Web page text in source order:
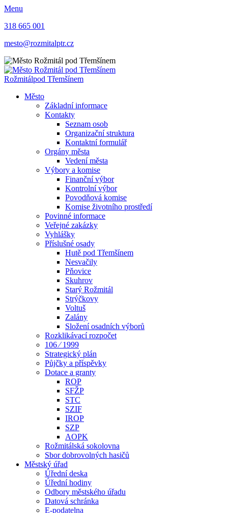
Menu
318 665 001
mesto@rozmitalptr.cz
Rožmitálpod Třemšínem
Město
Základní informace
Kontakty
Seznam osob
Organizační struktura
Kontaktní formulář
Orgány města
Vedení města
Výbory a komise
Finanční výbor
Kontrolní výbor
Povodňová komise
Komise životního prostředí
Povinné informace
Veřejné zakázky
Vyhlášky
Příslušné osady
Hutě pod Třemšínem
Nesvačily
Pňovice
Skuhrov
Starý Rožmitál
Strýčkovy
Voltuš
Zalány
Složení osadních výborů
Rozklikávací rozpočet
106 ⁄ 1999
Strategický plán
Půjčky a příspěvky
Dotace a granty
ROP
SFŽP
STC
SZIF
IROP
SZP
AOPK
Rožmitálská sokolovna
Sbor dobrovolných hasičů
Městský úřad
Úřední deska
Úřední hodiny
Odbory městského úřadu
Datová schránka
E-podatelna